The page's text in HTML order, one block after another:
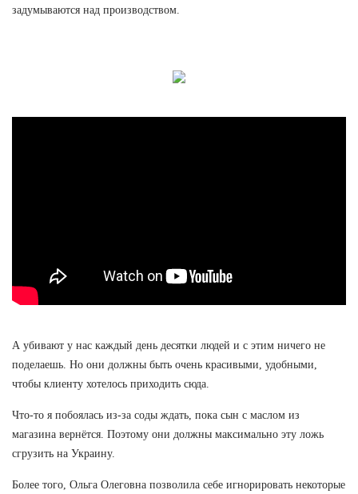
задумываются над производством.
А убивают у нас каждый день десятки людей и с этим ничего не
поделаешь. Но они должны быть очень красивыми, удобными,
чтобы клиенту хотелось приходить сюда.
Что-то я побоялась из-за соды ждать, пока сын с маслом из
магазина вернётся. Поэтому они должны максимально эту ложь
сгрузить на Украину.
Более того, Ольга Олеговна позволила себе игнорировать некоторые